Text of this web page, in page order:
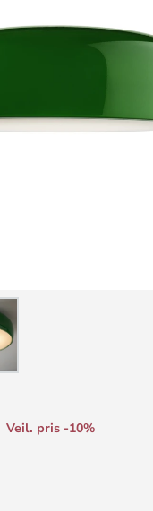
Veil. pris -10%